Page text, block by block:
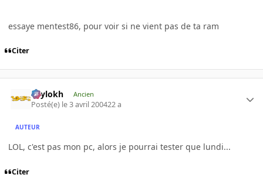
essaye mentest86, pour voir si ne vient pas de ta ram
Citer
Psylokh Ancien
Posté(e) le 3 avril 200422 a
AUTEUR
LOL, c'est pas mon pc, alors je pourrai tester que lundi...
Citer